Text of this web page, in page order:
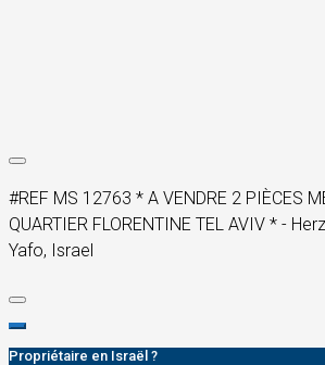
#REF MS 12763 * A VENDRE 2 PIÈCES
QUARTIER FLORENTINE TEL AVIV * -
Yafo, Israel
Propriétaire en Israël ?